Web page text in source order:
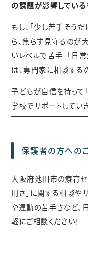
の課題が影響している
もし、「少し苦手そう
ら、焦らず見守るのが
いレベルで苦手」「日
は、専門家に相談する
子どもが自信を持って
学校でサポートしていき
保護者の方への
大阪府池田市の療育セ
用さ」に関する相談や
や運動の苦手さなど、
軽にご相談ください！